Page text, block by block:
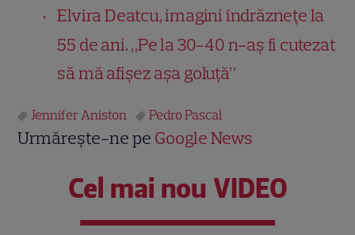
Elvira Deatcu, imagini îndrăznețe la
55 de ani. „Pe la 30-40 n-aș fi cutezat
să mă afișez așa goluță”
Jennifer Aniston Pedro Pascal
Urmărește-ne pe Google News
Cel mai nou VIDEO